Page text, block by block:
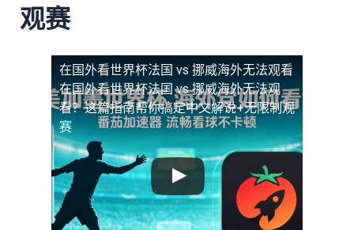
观赛
在国外看世界杯法国 vs 挪威海外无法观看
在国外看世界杯法国 vs 挪威海外无法观
看？这篇指南帮你搞定中文解说+无限制观
赛